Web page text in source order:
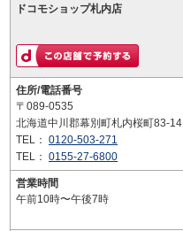
ドコモショップ札内店
住所/電話番号
〒089-0535
北海道中川郡幕別町札内桜町83-14
TEL： 0120-503-271
TEL： 0155-27-6800
営業時間
午前10時〜午後7時